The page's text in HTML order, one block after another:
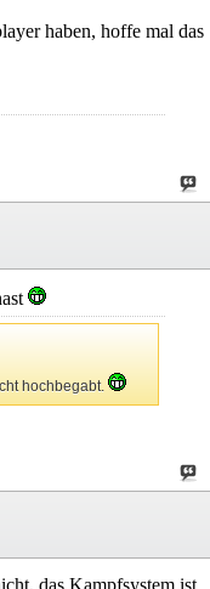
haben, hoffe mal das
hochbegabt.
das Kampfsystem ist